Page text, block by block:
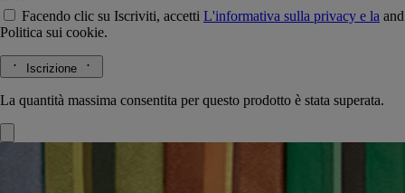
Facendo clic su Iscriviti, accetti L'informativa sulla privacy e la and
Politica sui cookie.
Iscrizione
La quantità massima consentita per questo prodotto è stata superata.